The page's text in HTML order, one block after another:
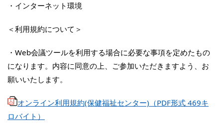
・インターネット環境
＜利用規約について＞
・Web会議ツールを利用する場合に必要な事項を定めたもの
になります。内容に同意の上、ご参加いただきますよう、お
願いいたします。
オンライン利用規約(保健福祉センター)（PDF形式 469キ
ロバイト）